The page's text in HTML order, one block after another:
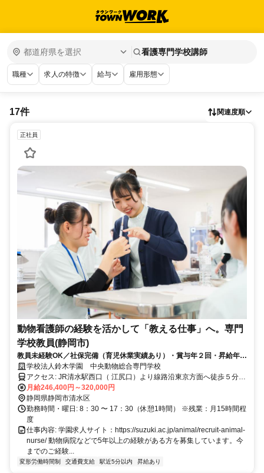
看護専門学校講師
職種 求人の特徴 給与 雇用形態
17件 関連度順
正社員
動物看護師の経験を活かして「教える仕事」へ。専門
学校教員(静岡市)
教員未経験OK／社保完備（育児休業実績あり）・賞与年２回・昇給年1
回／基本土日祝休み／夏期休暇、年末年始休暇あり／やりがいのあるお
仕事を安定した職場環境で長く続けられます。
学校法人鈴木学園 中央動物総合専門学校
アクセス: JR清水駅西口（ 江尻口）より線路沿東京方面へ徒歩５分
※自動車通勤の方は駐車場代補助あり ※バイク・自転車通勤OK（駐
輪場あり）
月給246,400円～320,000円
静岡県静岡市清水区
勤務時間・曜日: 8：30 〜 17：30（休憩1時間） ※残業：月15時間程
度
仕事内容: 学園求人サイト：https://suzuki.ac.jp/animal/recruit-animal-
nurse/ 動物病院などで5年以上の経験がある方を募集しています。今
までのご経験...
変形労働時間制 交通費支給 駅近5分以内 昇給あり